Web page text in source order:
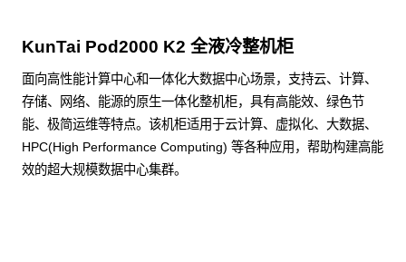
KunTai Pod2000 K2 全液冷整机柜
面向高性能计算中心和一体化大数据中心场景，支持云、计算、
存储、网络、能源的原生一体化整机柜，具有高能效、绿色节
能、极简运维等特点。该机柜适用于云计算、虚拟化、大数据、
HPC(High Performance Computing) 等各种应用，帮助构建高能
效的超大规模数据中心集群。